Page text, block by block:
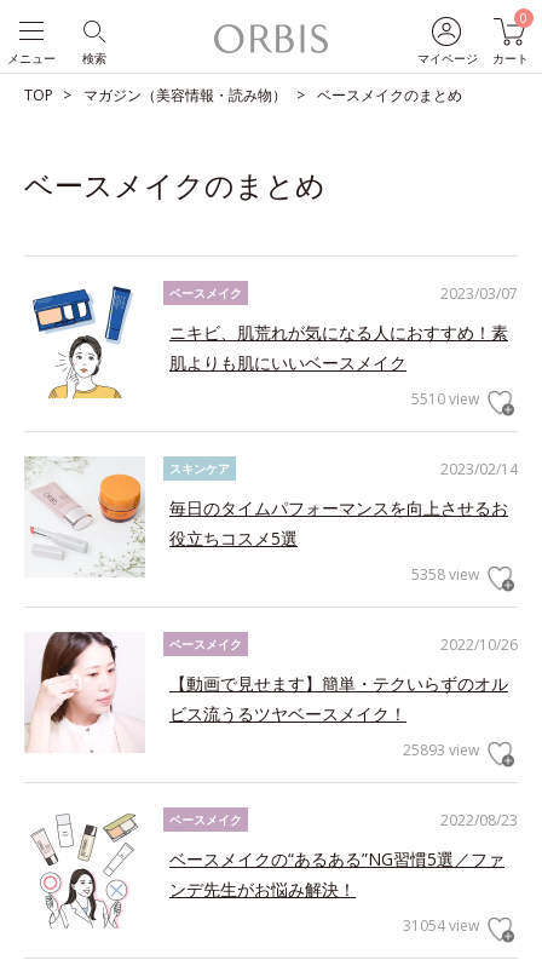
マイページ
0
カート
検索
メニュー
TOP マガジン（美容情報・読み物） ベースメイクのまとめ
ベースメイクのまとめ
2023/03/07
ベースメイク
ニキビ、肌荒れが気になる人におすすめ！素
肌よりも肌にいいベースメイク
5510 view
2023/02/14
スキンケア
毎日のタイムパフォーマンスを向上させるお
役立ちコスメ5選
5358 view
2022/10/26
ベースメイク
【動画で見せます】簡単・テクいらずのオル
ビス流うるツヤベースメイク！
25893 view
2022/08/23
ベースメイク
ベースメイクの“あるある”NG習慣5選／ファ
ンデ先生がお悩み解決！
31054 view